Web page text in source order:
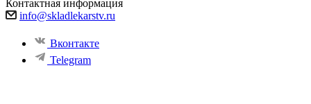
Контактная информация
info@skladlekarstv.ru
Вконтакте
Telegram